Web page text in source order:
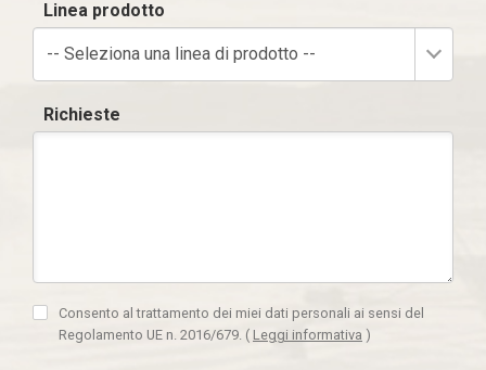
Linea prodotto
-- Seleziona una linea di prodotto --
Richieste
Consento al trattamento dei miei dati personali ai sensi del
Regolamento UE n. 2016/679. ( Leggi informativa )